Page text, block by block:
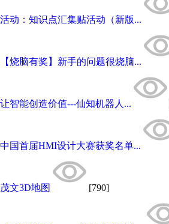
活动：知识点汇集贴活动（新版...
【烧脑有奖】新手的问题很烧脑...
让智能创造价值---仙知机器人...
中国首届HMI设计大赛获奖名单...
茂文3D地图 [790]